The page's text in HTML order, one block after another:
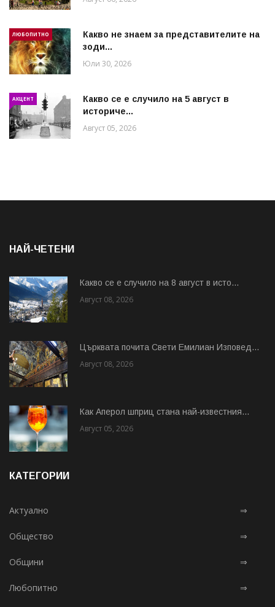
ЛЮБОПИТНО
Какво не знаем за представителите на
зоди...
Юли 30, 2026
АКЦЕНТ
Какво се е случило на 5 август в
историче...
Август 05, 2026
НАЙ-ЧЕТЕНИ
Какво се е случило на 8 август в исто...
Август 08, 2026
Църквата почита Свeти Емилиан Изповед...
Август 08, 2026
Как Аперол шприц стана най-известния...
Август 05, 2026
КАТЕГОРИИ
Актуално ⇒
Общество ⇒
Общини ⇒
Любопитно ⇒